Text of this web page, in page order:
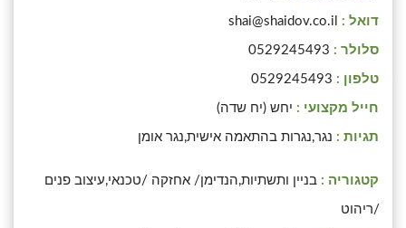
דואל : shai@shaidov.co.il
סלולר : 0529245493
טלפון : 0529245493
חייל מקצועי : יחש (יח שדה)
תגיות : נגר,נגרות בהתאמה אישית,נגר אומן
קטגוריה : בניין ותשתיות,הנדימן/ אחזקה /טכנאי,עיצוב פנים
/ריהוט